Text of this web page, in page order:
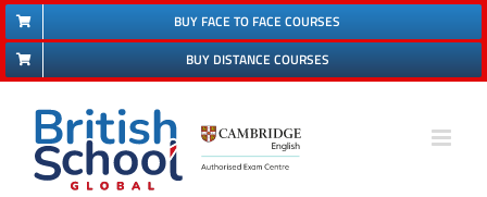
Salta
al
contenuto
BUY FACE TO FACE COURSES
BUY DISTANCE COURSES